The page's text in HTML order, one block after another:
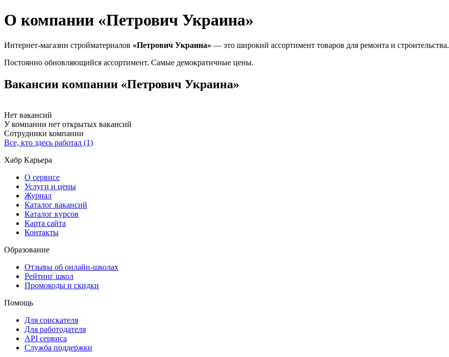
О компании «Петрович Украина»
Интернет-магазин стройматериалов «Петрович Украина» — это широкий ассортимент товаров для ремонта и строительства.
Постоянно обновляющийся ассортимент. Самые демократичные цены.
Вакансии компании «Петрович Украина»
Нет вакансий
У компании нет открытых вакансий
Сотрудники компании
Все, кто здесь работал (1)
Хабр Карьера
О сервисе
Услуги и цены
Журнал
Каталог вакансий
Каталог курсов
Карта сайта
Контакты
Образование
Отзывы об онлайн-школах
Рейтинг школ
Промокоды и скидки
Помощь
Для соискателя
Для работодателя
API сервиса
Служба поддержки